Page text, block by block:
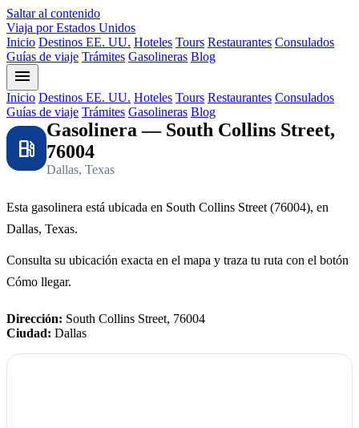
Saltar al contenido
Viaja por Estados Unidos
Inicio Destinos EE. UU. Hoteles Tours Restaurantes Consulados
Guías de viaje Trámites Gasolineras Blog
menu
Inicio Destinos EE. UU. Hoteles Tours Restaurantes Consulados
Guías de viaje Trámites Gasolineras Blog
local_gas_station
Gasolinera — South Collins Street,
76004
Dallas, Texas
Esta gasolinera está ubicada en South Collins Street (76004), en
Dallas, Texas.
Consulta su ubicación exacta en el mapa y traza tu ruta con el botón
Cómo llegar.
Dirección: South Collins Street, 76004
Ciudad: Dallas